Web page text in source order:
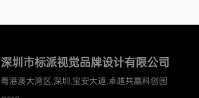
深圳市标派视觉品牌设计有限公司
粤港澳大湾区.深圳.宝安大道.卓越共赢科创园